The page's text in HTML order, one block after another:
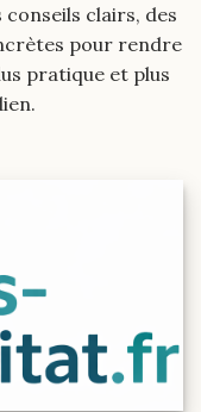
clairs, des
pour rendre
pratique et plus